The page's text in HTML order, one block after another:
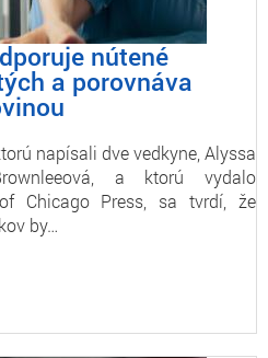
nútené
a porovnáva
napísali dve vedkyne, Alyssa
a ktorú vydalo
Chicago Press, sa tvrdí, že
by…